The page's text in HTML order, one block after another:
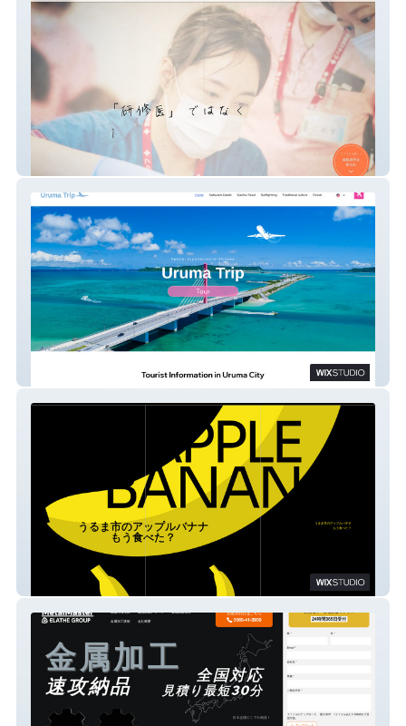
南部徳洲会病院
バナナマニア